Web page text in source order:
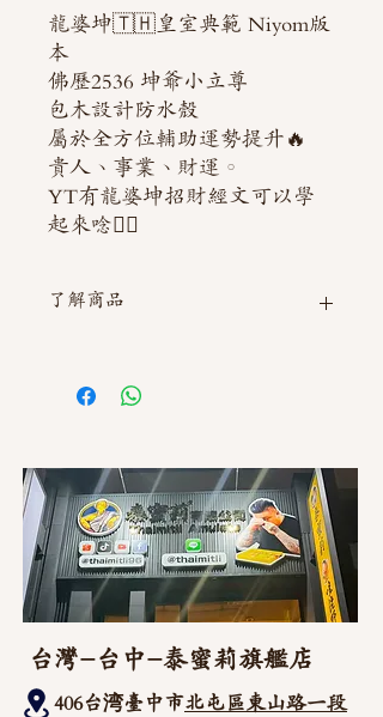
龍婆坤🇹🇭皇室典範 Niyom版
本
佛歷2536 坤爺小立尊
包木設計防水殼
屬於全方位輔助運勢提升🔥
貴人、事業、財運。
YT有龍婆坤招財經文可以學
起來唸👍🏻
了解商品
台灣-台中-泰蜜莉旗艦店
406台湾臺中市北屯區東山路一段